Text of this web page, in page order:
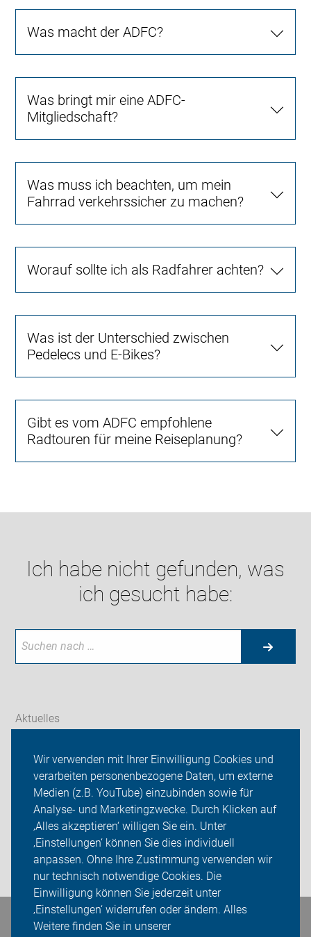
Wir verwenden mit Ihrer Einwilligung Cookies und
verarbeiten personenbezogene Daten, um externe
Medien (z.B. YouTube) einzubinden sowie für
Analyse- und Marketingzwecke. Durch Klicken auf
‚Alles akzeptieren‘ willigen Sie ein. Unter
‚Einstellungen‘ können Sie dies individuell
anpassen. Ohne Ihre Zustimmung verwenden wir
nur technisch notwendige Cookies. Die
Einwilligung können Sie jederzeit unter
‚Einstellungen‘ widerrufen oder ändern. Alles
Weitere finden Sie in unserer
Was macht der ADFC?
Was bringt mir eine ADFC-
Mitgliedschaft?
Was muss ich beachten, um mein
Fahrrad verkehrssicher zu machen?
Worauf sollte ich als Radfahrer achten?
Was ist der Unterschied zwischen
Pedelecs und E-Bikes?
Gibt es vom ADFC empfohlene
Radtouren für meine Reiseplanung?
Ich habe nicht gefunden, was
ich gesucht habe:
Aktuelles
ADFC Bielefeld
Sei dabei
Presse
Login
Bleiben Sie in Kontakt